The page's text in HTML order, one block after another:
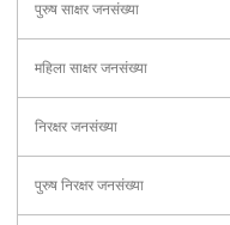
पुरुष साक्षर जनसंख्या
महिला साक्षर जनसंख्या
निरक्षर जनसंख्या
पुरुष निरक्षर जनसंख्या